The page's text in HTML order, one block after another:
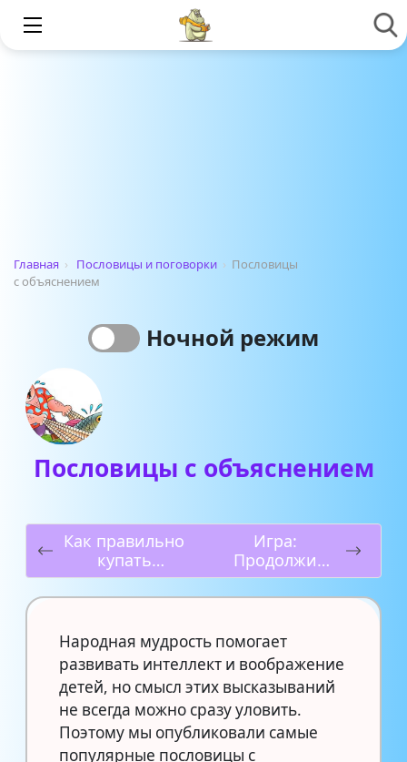
Главная › Пословицы и поговорки › Пословицы
с объяснением
Ночной режим
Пословицы с объяснением
Как правильно
купать
новорожденно
го
Игра:
Продолжи
пословицу
Народная мудрость помогает
развивать интеллект и воображение
детей, но смысл этих высказываний
не всегда можно сразу уловить.
Поэтому мы опубликовали самые
популярные пословицы с